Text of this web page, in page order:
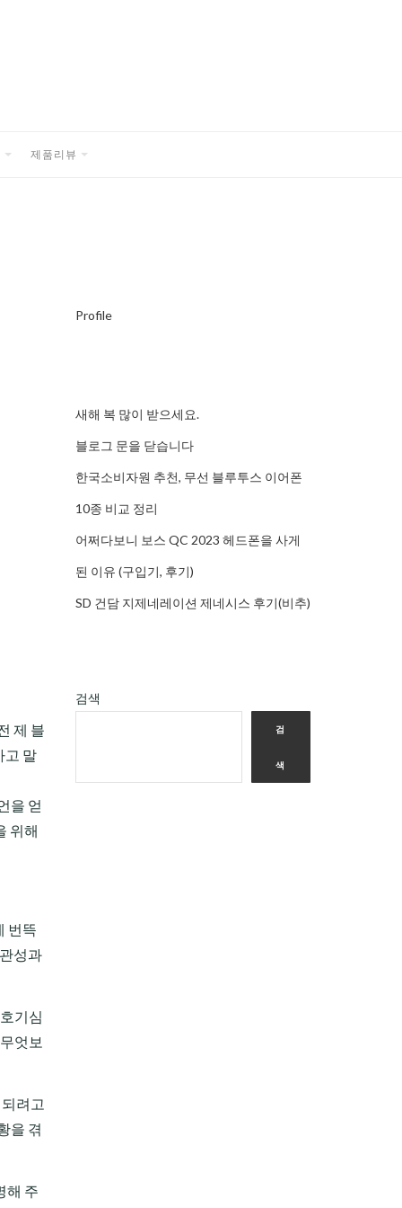
제품리뷰
제 블
고 말
을 얻
위해
번뜩
성과
기심
엇보
려고
을 겪
해 주
Profile
새해 복 많이 받으세요.
블로그 문을 닫습니다
한국소비자원 추천, 무선 블루투스 이어폰
10종 비교 정리
어쩌다보니 보스 QC 2023 헤드폰을 사게
된 이유 (구입기, 후기)
SD 건담 지제네레이션 제네시스 후기(비추)
검색
검
색